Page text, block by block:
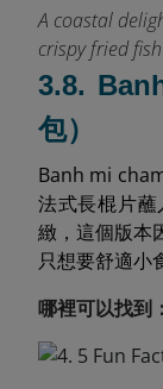
A coastal
crispy fried
3.8.
包）
Banh mi
法式長棍片
緻，這個版本
只想要舒適小
哪裡可以找到：